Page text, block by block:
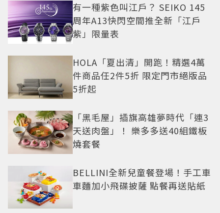
有一種紫色叫江戶？ SEIKO 145
周年A13快閃空間推全新「江戶
紫」限量表
HOLA「夏出清」開跑！精選4萬
件商品任2件5折 限定門市絕版品
5折起
「黑毛屋」插旗高雄夢時代「連3
天送肉盤」！ 樂多多送40組鐵板
燒套餐
BELLINI全新兒童餐登場！手工車
車麵加小飛碟披薩 點餐再送貼紙